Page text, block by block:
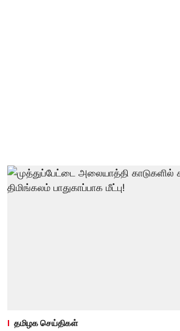
தமிழக செய்திகள்